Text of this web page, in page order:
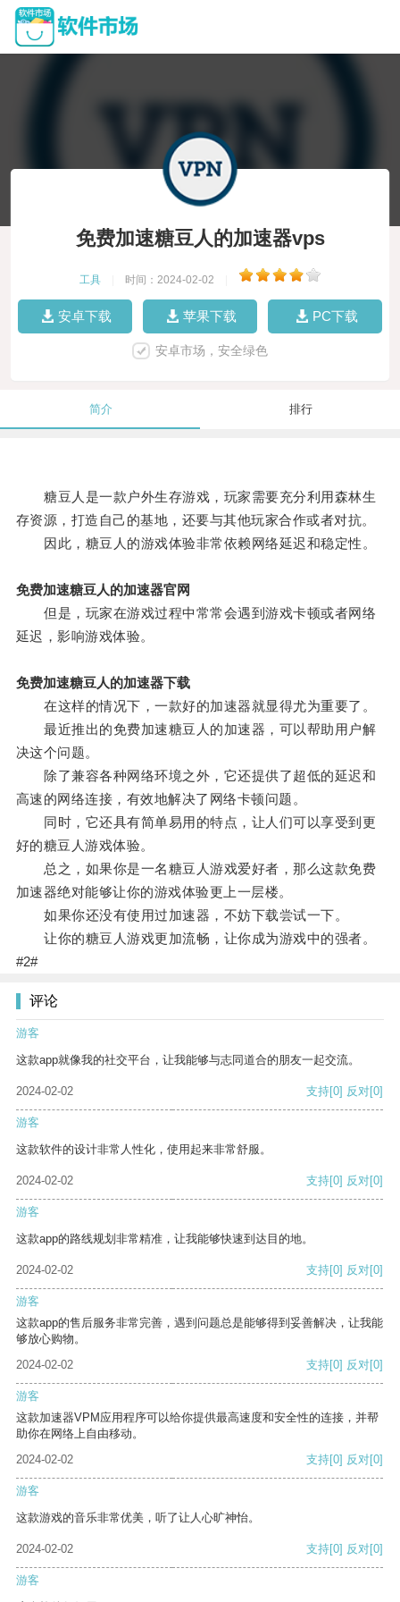
免费加速糖豆人的加速器vps
工具 时间：2024-02-02
安卓下载 苹果下载 PC下载
安卓市场，安全绿色
简介 排行
糖豆人是一款户外生存游戏，玩家需要充分利用森林生
存资源，打造自己的基地，还要与其他玩家合作或者对抗。
因此，糖豆人的游戏体验非常依赖网络延迟和稳定性。
免费加速糖豆人的加速器官网
但是，玩家在游戏过程中常常会遇到游戏卡顿或者网络
延迟，影响游戏体验。
免费加速糖豆人的加速器下载
在这样的情况下，一款好的加速器就显得尤为重要了。
最近推出的免费加速糖豆人的加速器，可以帮助用户解
决这个问题。
除了兼容各种网络环境之外，它还提供了超低的延迟和
高速的网络连接，有效地解决了网络卡顿问题。
同时，它还具有简单易用的特点，让人们可以享受到更
好的糖豆人游戏体验。
总之，如果你是一名糖豆人游戏爱好者，那么这款免费
加速器绝对能够让你的游戏体验更上一层楼。
如果你还没有使用过加速器，不妨下载尝试一下。
让你的糖豆人游戏更加流畅，让你成为游戏中的强者。
#2#
评论
游客
这款app就像我的社交平台，让我能够与志同道合的朋友一起交流。
2024-02-02 支持[0] 反对[0]
游客
这款软件的设计非常人性化，使用起来非常舒服。
2024-02-02 支持[0] 反对[0]
游客
这款app的路线规划非常精准，让我能够快速到达目的地。
2024-02-02 支持[0] 反对[0]
游客
这款app的售后服务非常完善，遇到问题总是能够得到妥善解决，让我能
够放心购物。
2024-02-02
支持[0] 反对[0]
游客
这款加速器VPM应用程序可以给你提供最高速度和安全性的连接，并帮
助你在网络上自由移动。
2024-02-02
支持[0] 反对[0]
游客
这款游戏的音乐非常优美，听了让人心旷神怡。
2024-02-02 支持[0] 反对[0]
游客